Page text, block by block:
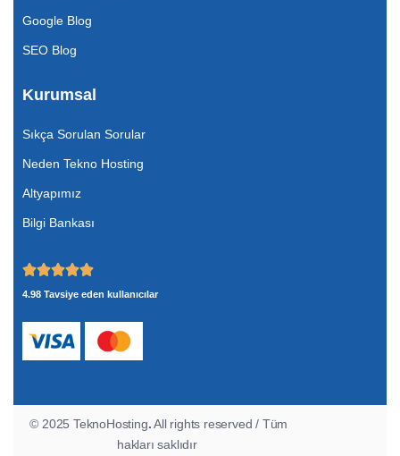
Google Blog
SEO Blog
Kurumsal
Sıkça Sorulan Sorular
Neden Tekno Hosting
Altyapımız
Bilgi Bankası
4.98 Tavsiye eden kullanıcılar
© 2025 TeknoHosting.All rights reserved / Tüm
hakları saklıdır